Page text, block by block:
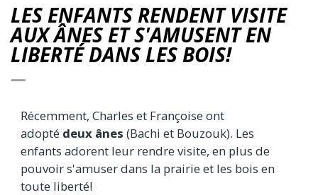
LES ENFANTS RENDENT VISITE
AUX ÂNES ET S'AMUSENT EN
LIBERTÉ DANS LES BOIS!
Récemment, Charles et Françoise ont
adopté deux ânes (Bachi et Bouzouk). Les
enfants adorent leur rendre visite, en plus de
pouvoir s'amuser dans la prairie et les bois en
toute liberté!